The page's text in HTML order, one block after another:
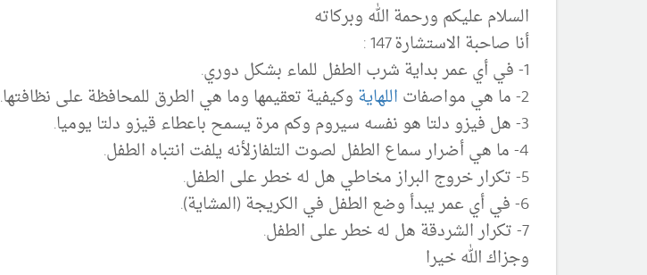
السلام عليكم ورحمة الله وبركاته
أنا صاحبة الاستشارة 147 :
1- في أي عمر بداية شرب الطفل للماء بشكل دوري.
2- ما هي مواصفات
اللهاية وكيفية تعقيمها وما هي الطرق للمحافظة على نظافتها.
3- هل فيزو دلتا هو نفسه سيروم وكم مرة يسمح باعطاء قيزو دلتا يوميا.
4- ما هي أضرار سماع الطفل لصوت التلفازلأنه يلفت انتباه الطفل.
5- تكرار خروج البراز مخاطي هل له خطر على الطفل.
6- في أي عمر يبدأ وضع الطفل في الكريجة (المشاية).
7- تكرار الشردقة هل له خطر على الطفل.
وجزاك الله خيرا